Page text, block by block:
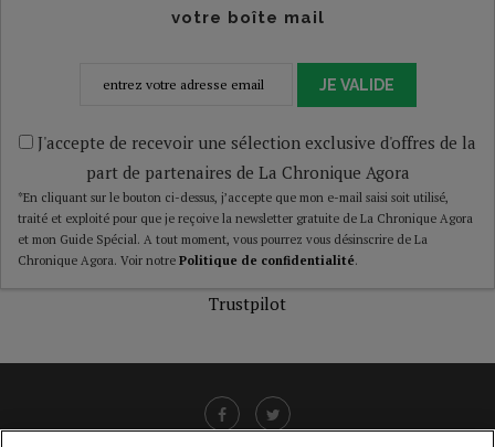
votre boîte mail
JE VALIDE
J'accepte de recevoir une sélection exclusive d'offres de la
part de partenaires de La Chronique Agora
*En cliquant sur le bouton ci-dessus, j’accepte que mon e-mail saisi soit utilisé,
traité et exploité pour que je reçoive la newsletter gratuite de La Chronique Agora
et mon Guide Spécial. A tout moment, vous pourrez vous désinscrire de La
Chronique Agora. Voir notre Politique de confidentialité.
Trustpilot